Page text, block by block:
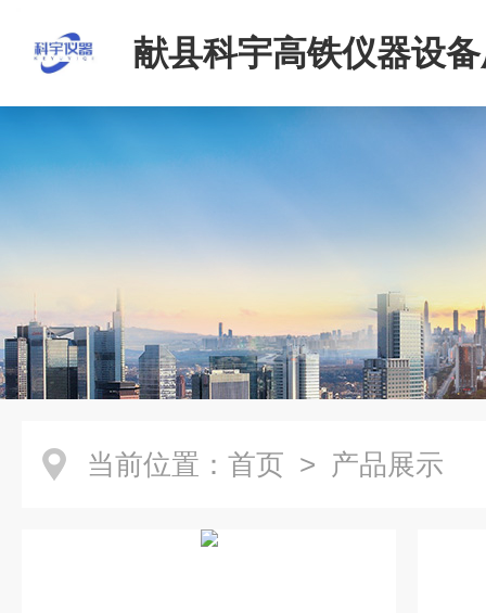
献县科宇高铁仪器设
当前位置： 首页 > 产品展示